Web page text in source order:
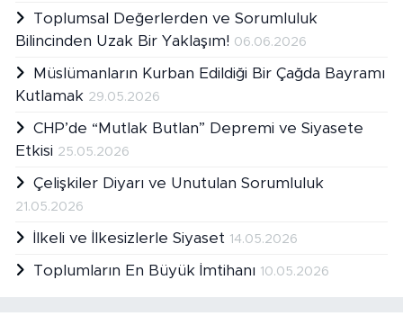
Toplumsal Değerlerden ve Sorumluluk
Bilincinden Uzak Bir Yaklaşım! 06.06.2026
Müslümanların Kurban Edildiği Bir Çağda Bayramı
Kutlamak 29.05.2026
CHP’de “Mutlak Butlan” Depremi ve Siyasete
Etkisi 25.05.2026
Çelişkiler Diyarı ve Unutulan Sorumluluk
21.05.2026
İlkeli ve İlkesizlerle Siyaset 14.05.2026
Toplumların En Büyük İmtihanı 10.05.2026